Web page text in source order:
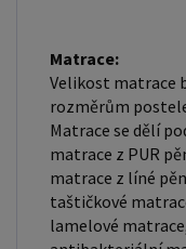
Matrace:
Velikost matrace
rozměrům
Matrace se dělí
matrace z PUR
matrace z líné
taštičkové
lamelové